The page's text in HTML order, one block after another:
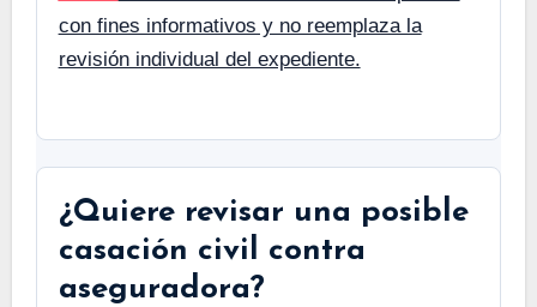
con fines informativos y no reemplaza la
revisión individual del expediente.
¿Quiere revisar una posible
casación civil contra
aseguradora?